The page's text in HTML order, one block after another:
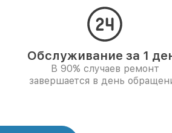
Обслуживание за 1
В 90% случаев ремонт
завершается в день